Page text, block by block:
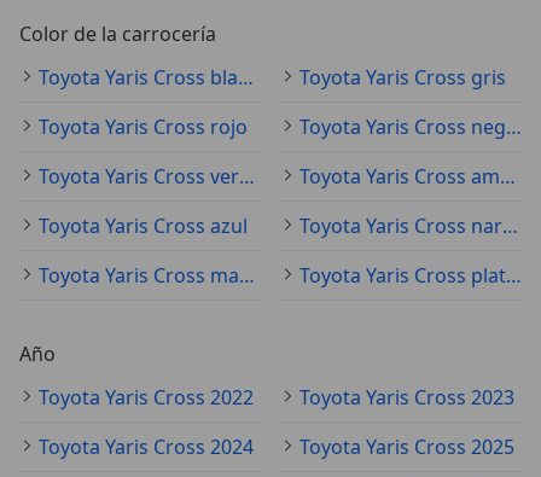
Color de la carrocería
Toyota Yaris Cross blanco
Toyota Yaris Cross gris
Toyota Yaris Cross rojo
Toyota Yaris Cross negro
Toyota Yaris Cross verde
Toyota Yaris Cross amarillo
Toyota Yaris Cross azul
Toyota Yaris Cross naranja
Toyota Yaris Cross marrón
Toyota Yaris Cross plateado
Año
Toyota Yaris Cross 2022
Toyota Yaris Cross 2023
Toyota Yaris Cross 2024
Toyota Yaris Cross 2025